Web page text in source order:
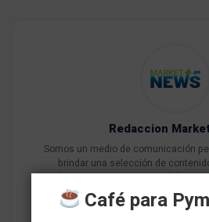
Redaccion
Somos un medio de comunicación
brindar una selección de
marketing, comunicaciones,
para PYMES esperando
Café para